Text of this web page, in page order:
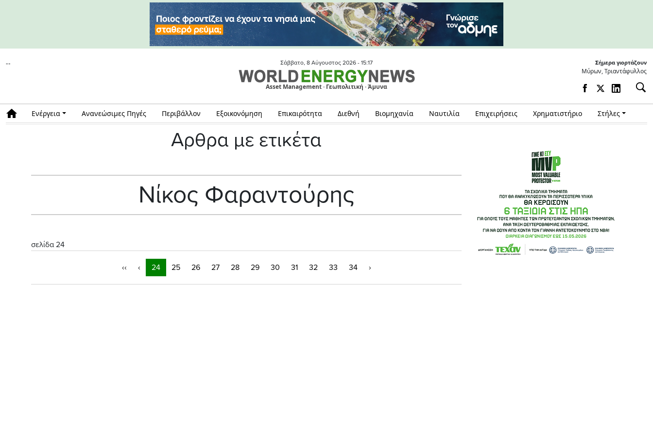
-- Σάββατο, 8 Αύγουστος 2026 - 15:17
Asset Management · Γεωπολιτική · Άμυνα
Σήμερα γιορτάζουν
Μύρων, Τριαντάφυλλος
Ενέργεια Ανανεώσιμες Πηγές Περιβάλλον Εξοικονόμηση Επικαιρότητα Διεθνή Βιομηχανία Ναυτιλία Επιχειρήσεις Χρηματιστήριο Στήλες
Αρθρα με ετικέτα
Νίκος Φαραντούρης
σελίδα 24
‹‹ ‹ 24 25 26 27 28 29 30 31 32 33 34 ›